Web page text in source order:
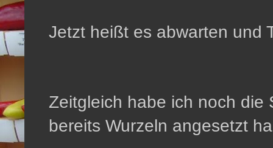
Jetzt heißt es abwarten und
Zeitgleich habe ich noch die
bereits Wurzeln angesetzt